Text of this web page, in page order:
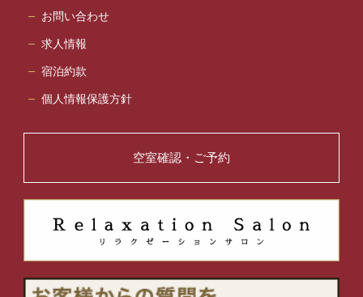
お問い合わせ
求人情報
宿泊約款
個人情報保護方針
空室確認・ご予約